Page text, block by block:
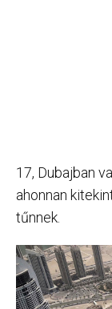
17, Dubajban
ahonnan
tűnnek.